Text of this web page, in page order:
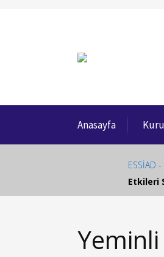
Anasayfa
ESSİAD
Etkileri